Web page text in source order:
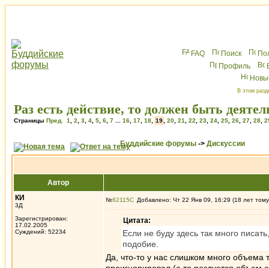
FAQ Поиск
Профиль
В этом
Раз есть действие, то должен быть
Страницы Пред. 1 2 3 4 5 6 7 16 17 18 19 20 21 22 23 24 25 26 27 28
Буддийские форумы -> Дискуссии
Автор
КИ
3Д
Зарегистрирован:
17.02.2005
Суждений: 52234
№62115 Добавлено: Чт 22 Янв 09, 16:29 (18 лет
Цитата:
Если не буду здесь так много
подобие.
Да, что-то у нас слишком много объема